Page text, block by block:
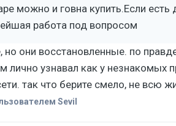
можно и говна купить.Если
работа под вопросом
но они восстановленные. по
лично узнавал как у
так что берите смело, не всю
Sevil